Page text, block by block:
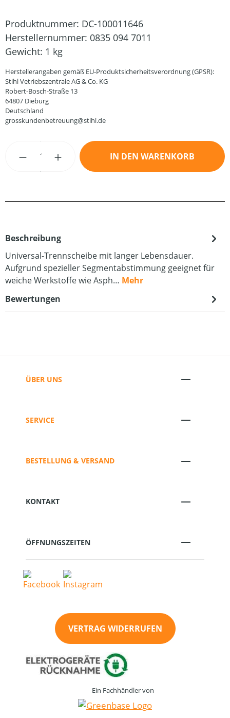
Produktnummer: DC-100011646
Herstellernummer: 0835 094 7011
Gewicht: 1 kg
Herstellerangaben gemäß EU-Produktsicherheitsverordnung (GPSR):
Stihl Vetriebszentrale AG & Co. KG
Robert-Bosch-Straße 13
64807 Dieburg
Deutschland
grosskundenbetreuung@stihl.de
Produkt Anzahl: Gib den gewünschten
IN DEN WARENKORB
Beschreibung
Universal-Trennscheibe mit langer Lebensdauer.
Aufgrund spezieller Segmentabstimmung geeignet für
weiche Werkstoffe wie Asph… Mehr
Bewertungen
ÜBER UNS
SERVICE
BESTELLUNG & VERSAND
KONTAKT
ÖFFNUNGSZEITEN
VERTRAG WIDERRUFEN
Ein Fachhändler von